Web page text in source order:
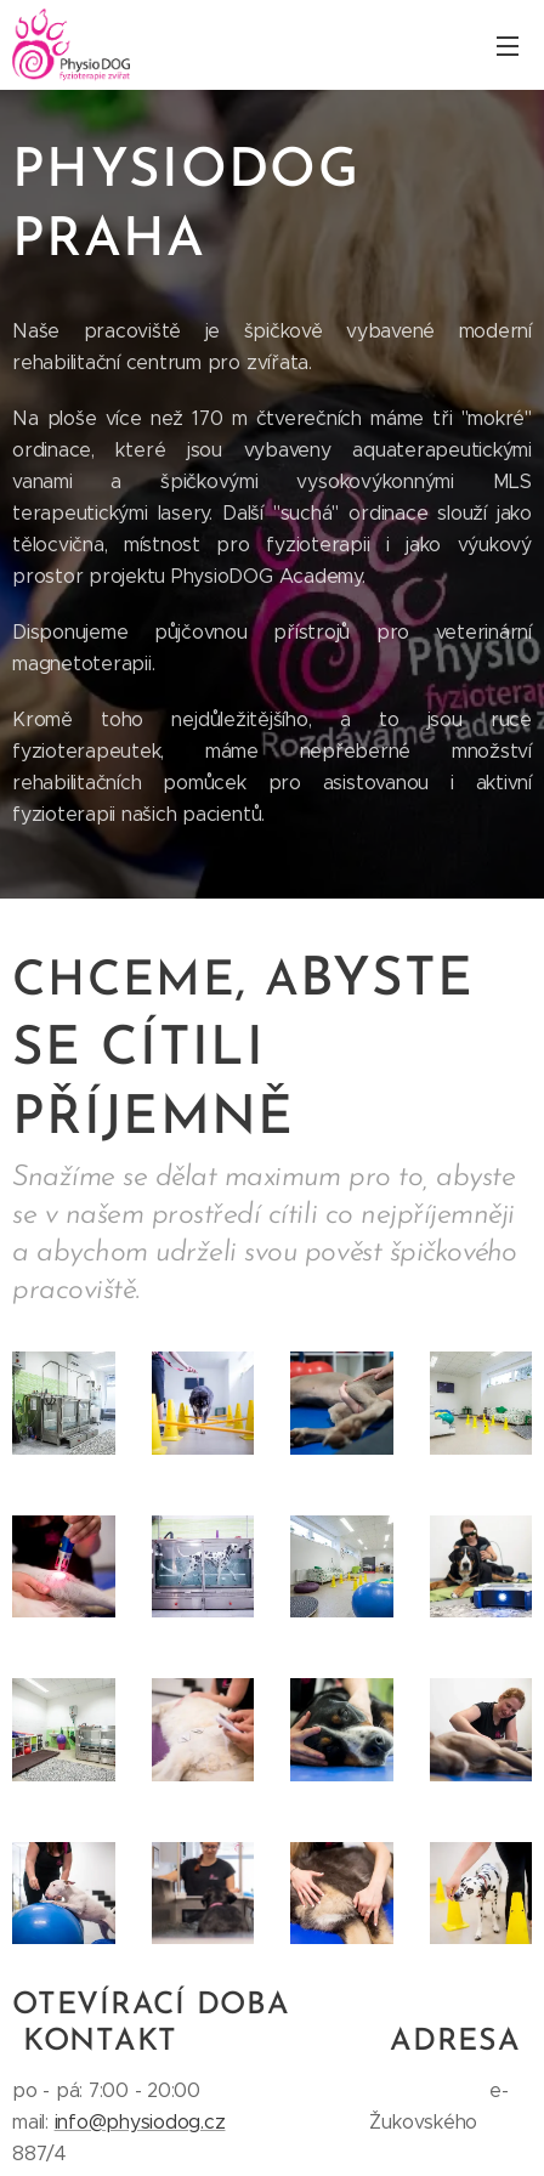
PHYSIODOG
PRAHA
Naše pracoviště je špičkově vybavené moderní
rehabilitační centrum pro zvířata.
Na ploše více než 170 m čtverečních máme tři "mokré"
ordinace, které jsou vybaveny aquaterapeutickými
vanami a špičkovými vysokovýkonnými MLS
terapeutickými lasery. Další "suchá" ordinace slouží jako
tělocvična, místnost pro fyzioterapii i jako výukový
prostor projektu PhysioDOG Academy.
Disponujeme půjčovnou přístrojů pro veterinární
magnetoterapii.
Kromě toho nejdůležitějšího, a to jsou ruce
fyzioterapeutek, máme nepřeberné množství
rehabilitačních pomůcek pro asistovanou i aktivní
fyzioterapii našich pacientů.
CHCEME, ABYSTE
SE CÍTILI
PŘÍJEMNĚ
Snažíme se dělat maximum pro to, abyste
se v našem prostředí cítili co nejpříjemněji
a abychom udrželi svou pověst špičkového
pracoviště.
OTEVÍRACÍ DOBA
KONTAKT ADRESA
po - pá: 7:00 - 20:00 e-
mail: info@physiodog.cz Žukovského
887/4